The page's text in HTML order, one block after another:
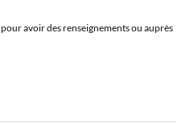
avoir des renseignements ou auprès